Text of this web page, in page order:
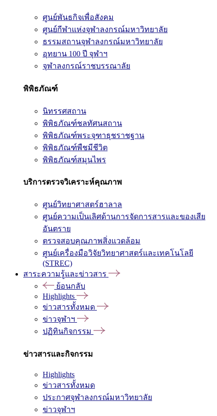
ศูนย์พันธกิจเพื่อสังคม
ศูนย์กีฬาแห่งจุฬาลงกรณ์มหาวิทยาลัย
ธรรมสถานจุฬาลงกรณ์มหาวิทยาลัย
อุทยาน 100 ปี จุฬาฯ
จุฬาลงกรณ์ราชบรรณาลัย
พิพิธภัณฑ์
นิทรรศสถาน
พิพิธภัณฑ์ชลทัศนสถาน
พิพิธภัณฑ์พระจุฑาธุชราชฐาน
พิพิธภัณฑ์พืชมีชีวิต
พิพิธภัณฑ์สมุนไพร
บริการตรวจวิเคราะห์คุณภาพ
ศูนย์วิทยาศาสตร์ฮาลาล
ศูนย์ความเป็นเลิศด้านการจัดการสารและของเสีย
อันตราย
ตรวจสอบคุณภาพสิ่งแวดล้อม
ศูนย์เครื่องมือวิจัยวิทยาศาสตร์และเทคโนโลยี
(STREC)
สาระความรู้และข่าวสาร
ย้อนกลับ
Highlights
ข่าวสารทั้งหมด
ข่าวจุฬาฯ
ปฏิทินกิจกรรม
ข่าวสารและกิจกรรม
Highlights
ข่าวสารทั้งหมด
ประกาศจุฬาลงกรณ์มหาวิทยาลัย
ข่าวจุฬาฯ